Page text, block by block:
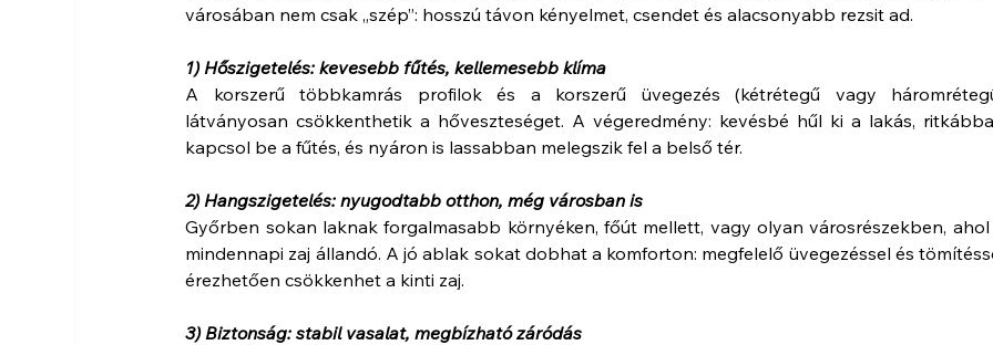
városában nem csak „szép”: hosszú távon kényelmet, csendet és alacsonyabb rezsit ad.
1) Hőszigetelés: kevesebb fűtés, kellemesebb klíma
A korszerű többkamrás profilok és a korszerű üvegezés (kétrétegű vagy
látványosan csökkenthetik a hőveszteséget. A végeredmény: kevésbé hűl ki a lakás,
kapcsol be a fűtés, és nyáron is lassabban melegszik fel a belső tér.
2) Hangszigetelés: nyugodtabb otthon, még városban is
Győrben sokan laknak forgalmasabb környéken, főút mellett, vagy olyan városrészekben,
mindennapi zaj állandó. A jó ablak sokat dobhat a komforton: megfelelő üvegezéssel és
érezhetően csökkenhet a kinti zaj.
3) Biztonság: stabil vasalat, megbízható záródás